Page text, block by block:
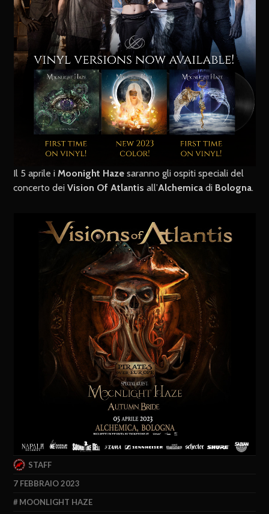
Il 5 aprile i Moonight Hazesaranno gli ospiti speciali del
concerto deiVision Of Atlantis all’Alchemicadi Bologna.
STAFF
7 FEBBRAIO 2023
MOONLIGHT HAZE